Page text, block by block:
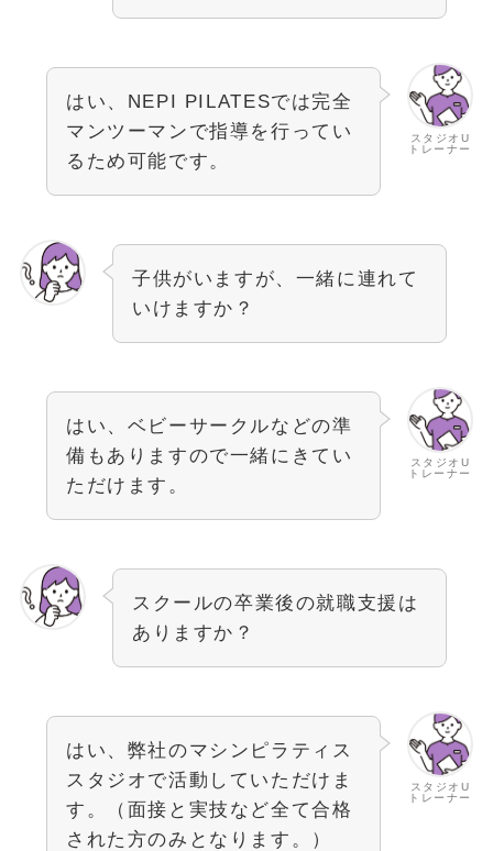
スタジオU
トレーナー
はい、NEPI PILATESでは完全
マンツーマンで指導を行ってい
るため可能です。
子供がいますが、一緒に連れて
いけますか？
スタジオU
トレーナー
はい、ベビーサークルなどの準
備もありますので一緒にきてい
ただけます。
スクールの卒業後の就職支援は
ありますか？
スタジオU
トレーナー
はい、弊社のマシンピラティス
スタジオで活動していただけま
す。（面接と実技など全て合格
された方のみとなります。）